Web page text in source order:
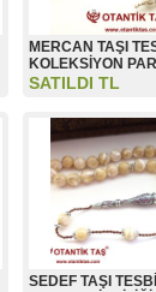
MERCAN TAŞI
KOLEKSİYON
SATILDI TL
SEDEF TAŞI